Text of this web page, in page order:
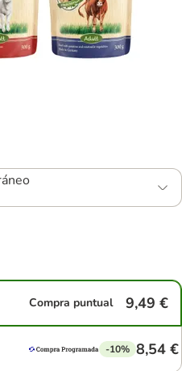
Compra puntual 9,49 €
-10% 8,54 €